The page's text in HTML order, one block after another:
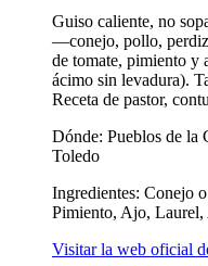
Guiso caliente, no
—conejo, pollo,
de tomate, pimiento y
ácimo sin levadura).
Receta de pastor,
Dónde: Pueblos de la
Toledo
Ingredientes: Conejo
Pimiento, Ajo, Laurel,
Visitar la web oficial